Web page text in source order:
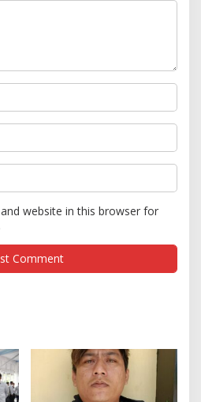
website in this browser for